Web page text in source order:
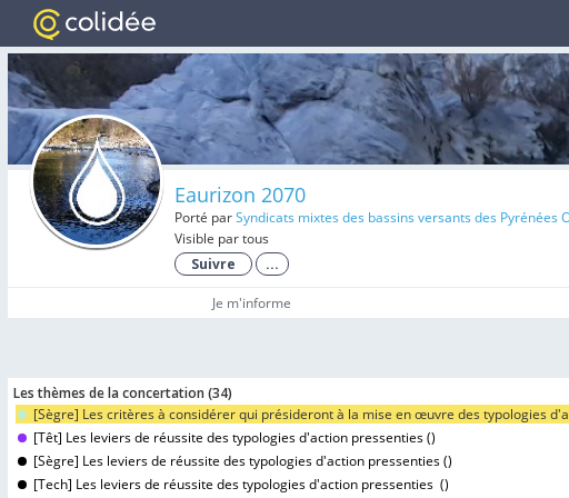
Eaurizon 2070
Porté parSyndicats mixtes des bassins versants des Pyrénées
Visible par tous
Suivre
...
Je m'informe
Les thèmes de la concertation (34)
[Sègre] Les critères à considérer qui présideront à la mise en œuvre des typologies
[Têt] Les leviers de réussite des typologies d'action pressenties ()
[Sègre] Les leviers de réussite des typologies d'action pressenties ()
[Tech] Les leviers de réussite des typologies d'action pressenties ()